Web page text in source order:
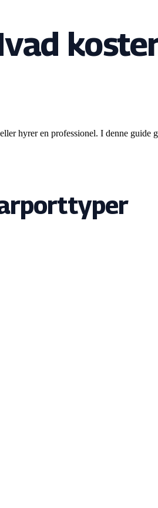
hyrer en professionel. I denne